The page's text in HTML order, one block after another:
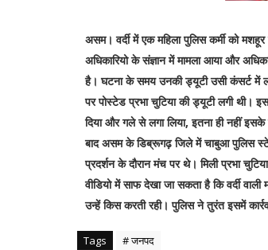
असम। वर्दी में एक महिला पुलिस कर्मी को
अधिकारियो के संज्ञान में मामला आया और
है। घटना के समय उनकी ड्यूटी उसी कंसर्ट में
पर पोस्टेड प्रभा चुटिया की ड्यूटी लगी थी।
दिया और गले से लगा लिया, इतना ही नहीं
बाद असम के डिब्रूगढ़ जिले में चाबुआ पुलिस
प्रदर्शन के दौरान मंच पर थे। मिली प्रभा
वीडियो में साफ देखा जा सकता है कि वर्दी
उन्हें किस करती रही। पुलिस ने तुरंत इसमें
Tags # जनपद